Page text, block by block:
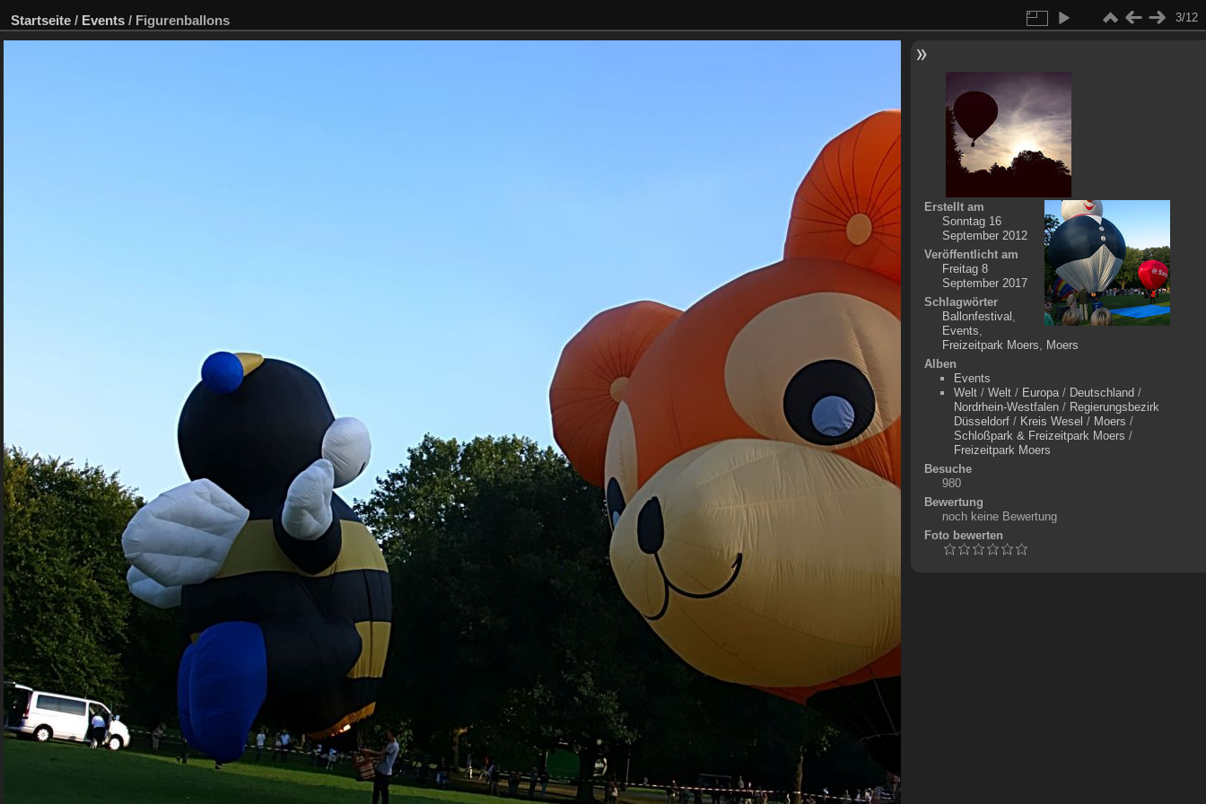
Startseite / Events / Figurenballons 3/12
Erstellt am
Sonntag 16
September 2012
Veröffentlicht am
Freitag 8
September 2017
Schlagwörter
Ballonfestival ,
Events,
Freizeitpark Moers, Moers
Alben
Events
Welt/ Welt/ Europa/ Deutschland /
Nordrhein-Westfalen/ Regierungsbezirk
Düsseldorf/ Kreis Wesel / Moers /
Schloßpark & Freizeitpark Moers /
Freizeitpark Moers
Besuche
980
Bewertung
noch keine Bewertung
Foto bewerten